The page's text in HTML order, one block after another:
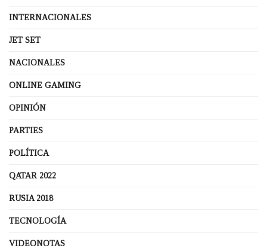
INTERNACIONALES
JET SET
NACIONALES
ONLINE GAMING
OPINIÓN
PARTIES
POLÍTICA
QATAR 2022
RUSIA 2018
TECNOLOGÍA
VIDEONOTAS